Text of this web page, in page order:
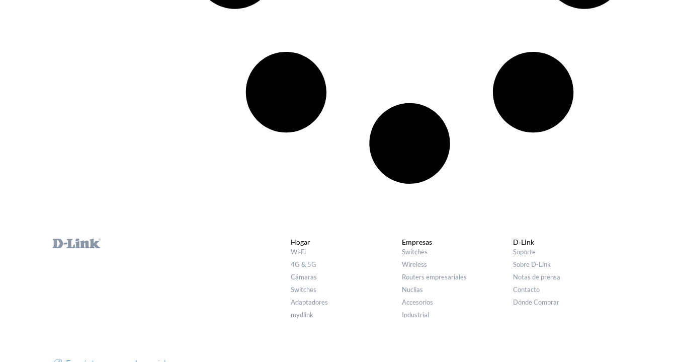
Hogar
Wi‑Fi
4G & 5G
Cámaras
Switches
Adaptadores
mydlink
Empresas
Switches
Wireless
Routers empresariales
Nuclias
Accesorios
Industrial
D‑Link
Soporte
Sobre D-Link
Notas de prensa
Contacto
Dónde Comprar